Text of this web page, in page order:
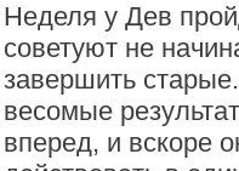
Неделя у Дев
советуют не
завершить
весомые
вперед, и вскоре